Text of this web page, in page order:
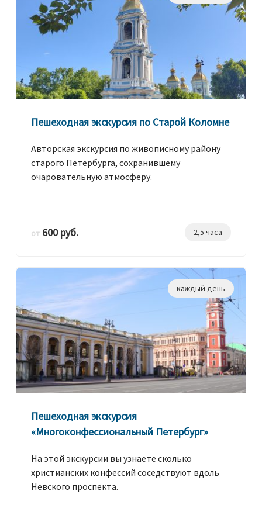
Пешеходная экскурсия по Старой Коломне
Авторская экскурсия по живописному району
старого Петербурга, сохранившему
очаровательную атмосферу.
от 600 руб. 2,5 часа
каждый день
Пешеходная экскурсия
«Многоконфессиональный Петербург»
На этой экскурсии вы узнаете сколько
христианских конфессий соседствуют вдоль
Невского проспекта.